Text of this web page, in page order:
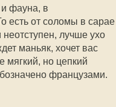
фауна, в
есть от соломы в сарае
лучше ухо
маньяк, хочет вас
мягкий, но цепкий
французами.